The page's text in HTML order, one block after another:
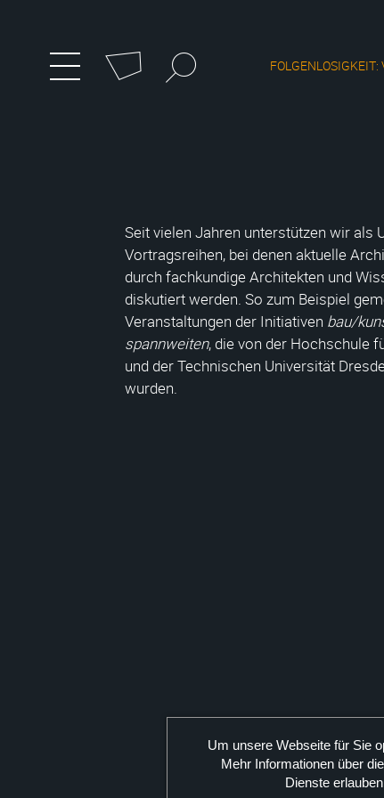
Seit vielen Jahren unterstützen wir als
Vortragsreihen, bei denen aktuelle
durch fachkundige Architekten und
diskutiert werden. So zum Beispiel
Veranstaltungen der Initiativen bau/
spannweiten, die von der Hochschule
und der Technischen Universität
wurden.
Menü
umschaltenzum
Suchbegriff
Um unsere Webseite für Sie
Mehr Informationen über
Dienste